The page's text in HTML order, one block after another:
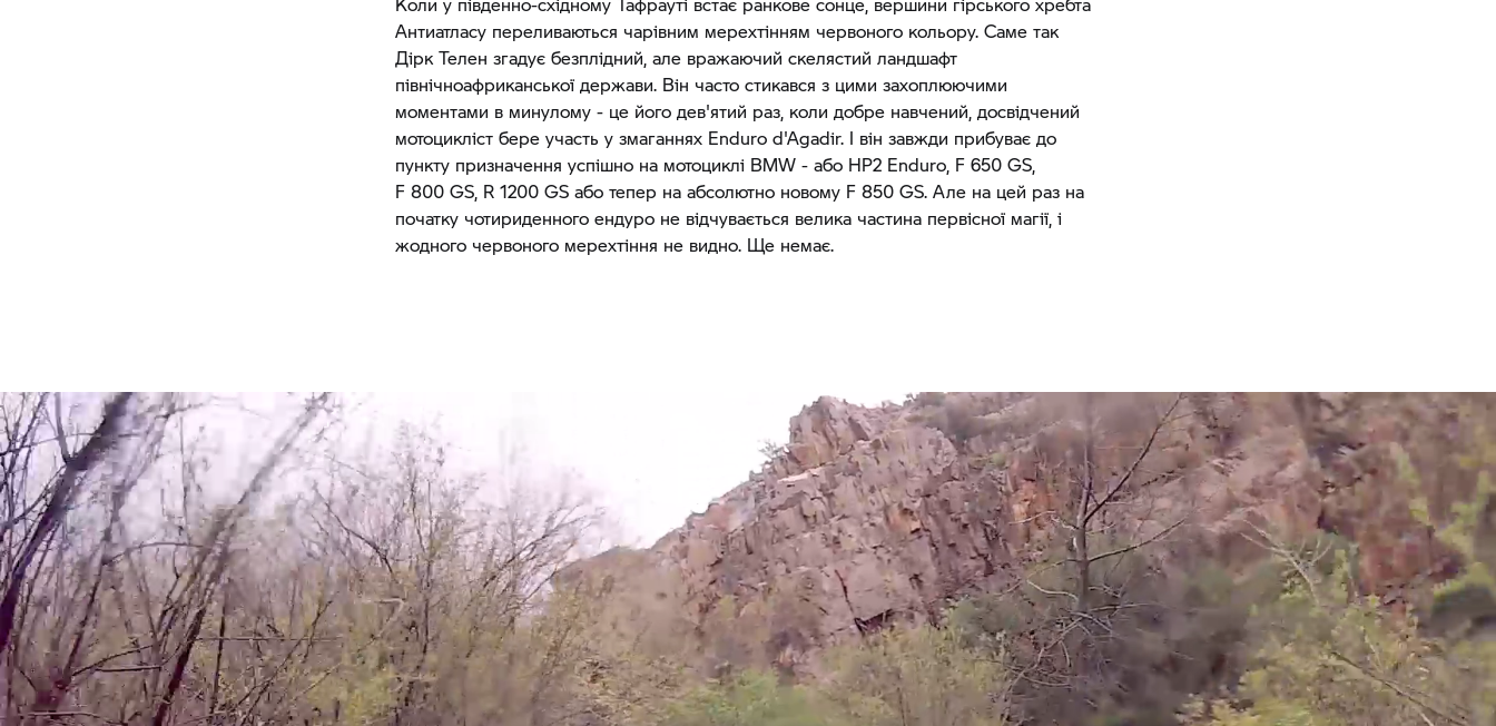
Антиатласу переливаються чарівним мерехтінням червоного кольору. Саме так
Дірк Телен згадує безплідний, але вражаючий скелястий ландшафт
північноафриканської держави. Він часто стикався з цими захоплюючими
моментами в минулому - це його дев'ятий раз, коли добре навчений, досвідчений
мотоцикліст бере участь у змаганнях Enduro d'Agadir. І він завжди прибуває до
пункту призначення успішно на мотоциклі BMW - або HP2 Enduro, F 650 GS,
F 800 GS, R 1200 GS або тепер на абсолютно новому F 850 ​​GS. Але на цей раз на
початку чотириденного ендуро не відчувається велика частина первісної магії, і
жодного червоного мерехтіння не видно. Ще немає.